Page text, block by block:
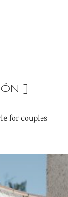
]
for couples